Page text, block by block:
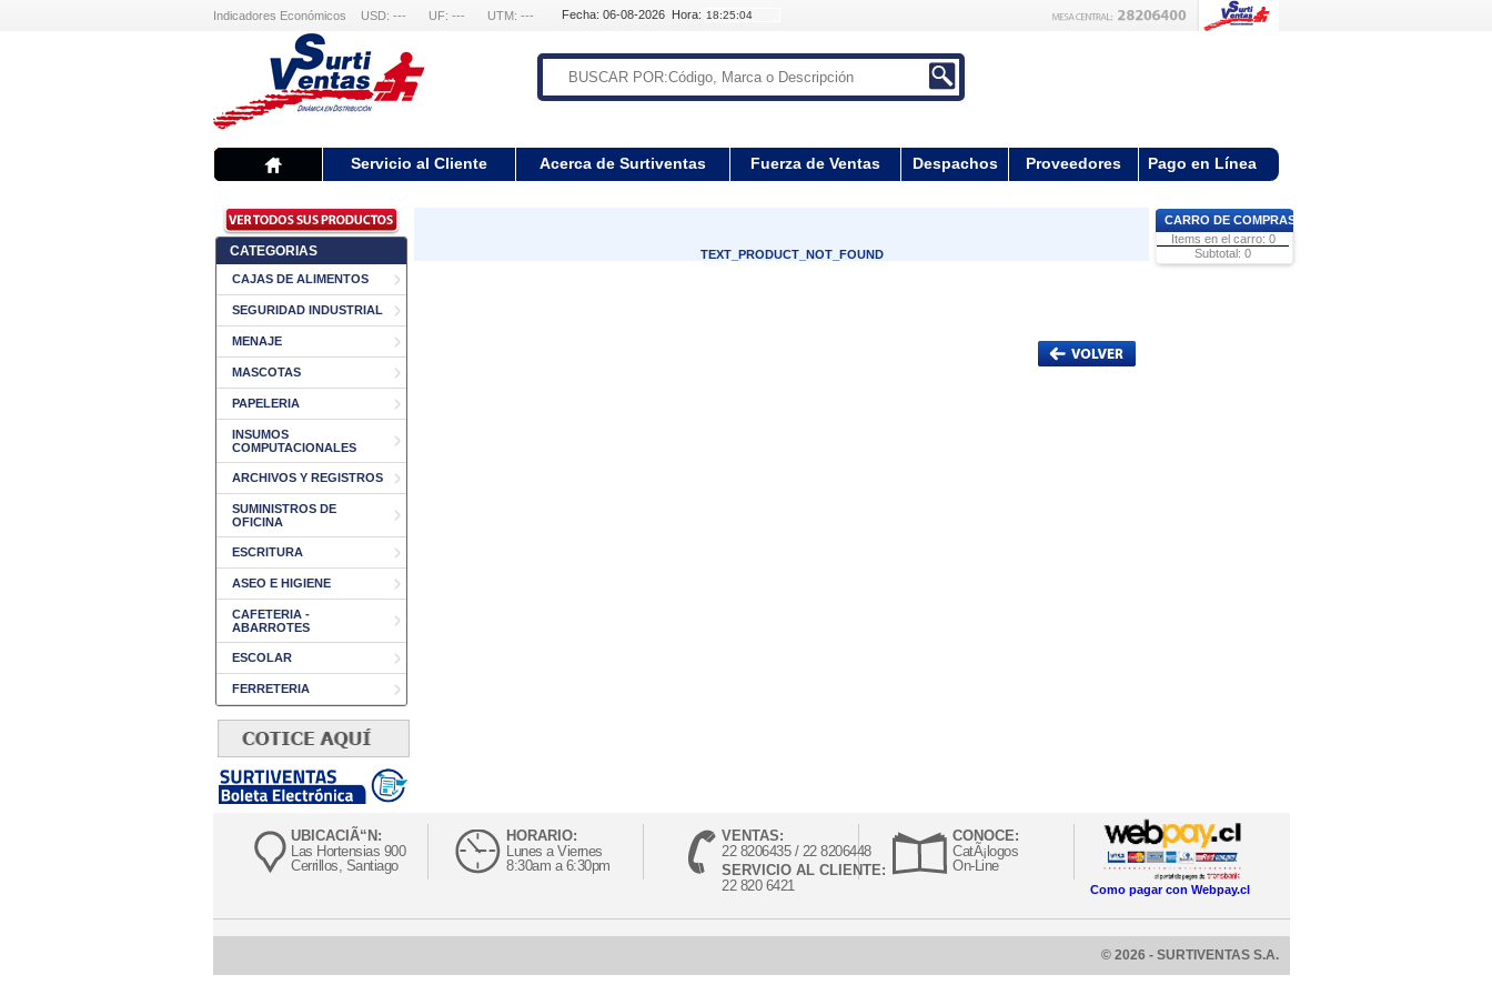
Indicadores Económicos USD: --- UF: --- UTM: --- Fecha: 06-08-2026 Hora:
Servicio al Cliente Acerca de Surtiventas Fuerza de Ventas Despachos Proveedores Pago en Línea
CATEGORIAS
CAJAS DE ALIMENTOS
SEGURIDAD INDUSTRIAL
MENAJE
MASCOTAS
PAPELERIA
INSUMOS
COMPUTACIONALES
ARCHIVOS Y REGISTROS
SUMINISTROS DE
OFICINA
ESCRITURA
ASEO E HIGIENE
CAFETERIA -
ABARROTES
ESCOLAR
FERRETERIA
TEXT_PRODUCT_NOT_FOUND
CARRO DE COMPRAS
Items en el carro: 0
Subtotal: 0
UBICACIÃ“N:
Las Hortensias 900
Cerrillos, Santiago
HORARIO:
Lunes a Viernes
8:30am a 6:30pm
VENTAS:
22 8206435 / 22 8206448
SERVICIO AL CLIENTE:
22 820 6421
CONOCE:
CatÃ¡logos
On-Line
Como pagar con Webpay.cl
© 2026 - SURTIVENTAS S.A.